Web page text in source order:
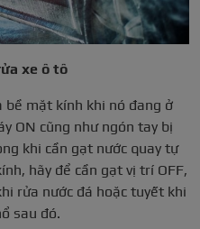
xe ô tô
bề mặt kính khi nó đang ở
ON cũng như ngón tay bị
khi cần gạt nước quay tự
hãy để cần gạt vị trí OFF,
rửa nước đá hoặc tuyết khi
sau đó.